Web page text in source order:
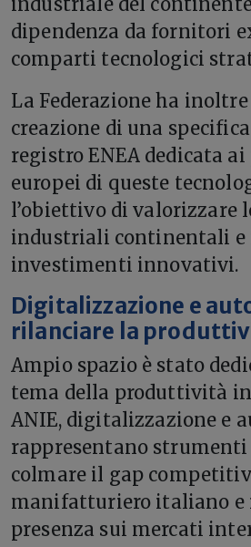
dipendenza da fornitori
comparti tecnologici
La Federazione ha
creazione di una
registro ENEA dedicata
europei di queste
l’obiettivo di valorizzare
industriali continentali e
investimenti innovativi.
Digitalizzazione e
rilanciare la
Ampio spazio è stato
tema della produttività
ANIE, digitalizzazione e
rappresentano strumenti
colmare il gap
manifatturiero italiano e
presenza sui mercati